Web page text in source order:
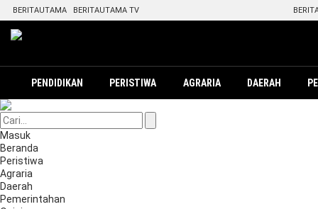
BERITAUTAMA BERITAUTAMA TV
PENDIDIKAN PERISTIWA AGRARIA DAERAH
Masuk
Beranda
Peristiwa
Agraria
Daerah
Pemerintahan